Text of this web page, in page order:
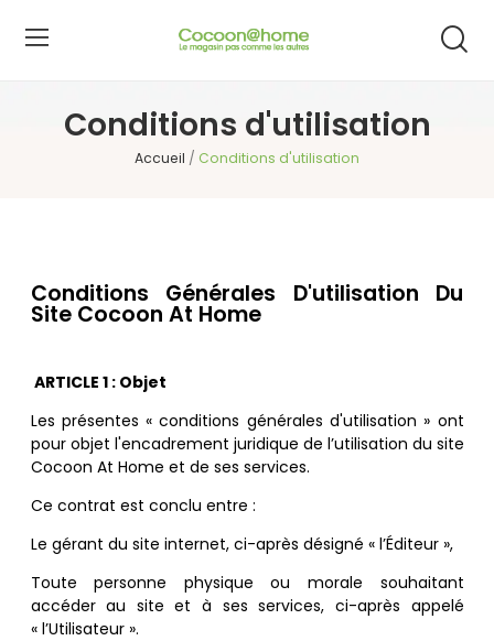
Conditions d'utilisation
Accueil Conditions d'utilisation
Conditions Générales D'utilisation Du
Site Cocoon At Home
ARTICLE 1 : Objet
Les présentes« conditions générales d'utilisation » ont
pour objet l'encadrement juridique de l’utilisation du site
Cocoon At Home et de ses services.
Ce contrat est conclu entre :
Le gérant du site internet, ci-après désigné « l’Éditeur »,
Toute personne physique ou morale souhaitant
accéder au site et à ses services, ci-après appelé
« l’Utilisateur ».